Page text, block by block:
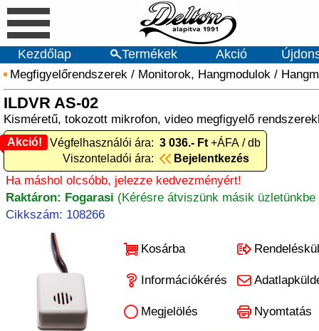
Kezdőlap Termékek Akció
Megfigyelőrendszerek / Monitorok, Hangmodulok /
ILDVR AS-02
Kisméretű, tokozott mikrofon, video megfigyelő
Akció!
Akció! Végfelhasználói ára: 3 036.- Ft +ÁFA / db
Viszonteladói ára:
Bejelentkezés
Ha máshol olcsóbb, jelezze kedvezményért!
Raktáron: Fogarasi (Kérésre átviszünk másik üzletünkbe
Cikkszám: 108266
Kosárba
Információkérés
Megjelölés Nyomtatás